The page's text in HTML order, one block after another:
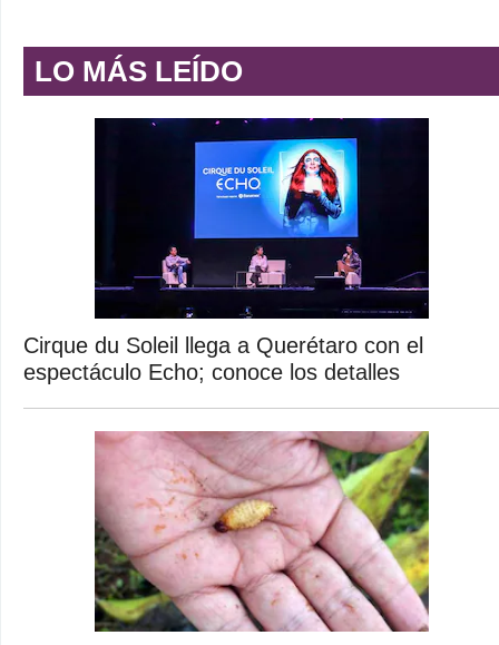
LO MÁS LEÍDO
Cirque du Soleil llega a Querétaro con el
espectáculo Echo; conoce los detalles